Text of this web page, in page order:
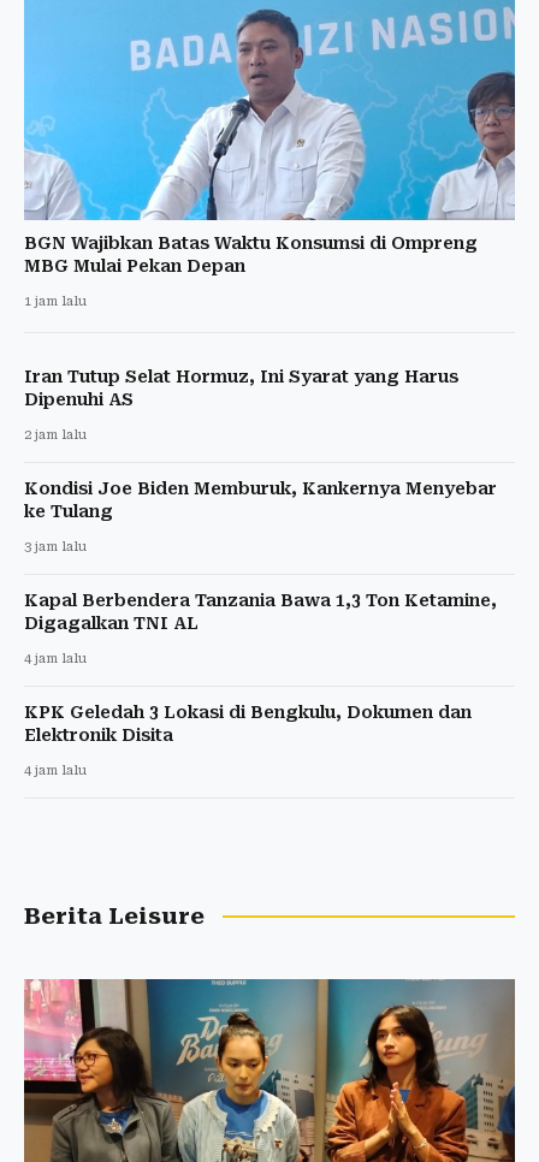
BGN Wajibkan Batas Waktu Konsumsi di Ompreng
MBG Mulai Pekan Depan
1 jam lalu
Iran Tutup Selat Hormuz, Ini Syarat yang Harus
Dipenuhi AS
2 jam lalu
Kondisi Joe Biden Memburuk, Kankernya Menyebar
ke Tulang
3 jam lalu
Kapal Berbendera Tanzania Bawa 1,3 Ton Ketamine,
Digagalkan TNI AL
4 jam lalu
KPK Geledah 3 Lokasi di Bengkulu, Dokumen dan
Elektronik Disita
4 jam lalu
Berita Leisure